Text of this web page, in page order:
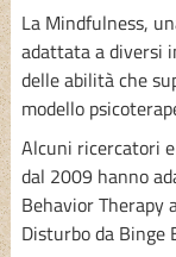
La Mindfulness,
adattata a diversi
delle abilità che
modello
Alcuni ricercatori
dal 2009 hanno
Behavior Therapy
Disturbo da Binge